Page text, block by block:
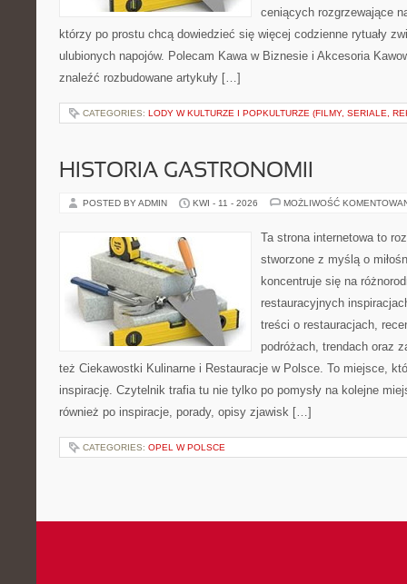
ceniących rozgrzewające
którzy po prostu chcą dowiedzieć się więcej codzienne rytuały
ulubionych napojów. Polecam Kawa w Biznesie i Akcesoria
znaleźć rozbudowane artykuły […]
CATEGORIES: LODY W KULTURZE I POPKULTURZE (FILMY, SERIALE,
HISTORIA GASTRONOMII
POSTED BY ADMIN KWI - 11 - 2026 MOŻLIWOŚĆ
Ta strona internetowa to
stworzone z myślą o
koncentruje się na
restauracyjnych
treści o restauracjach,
podróżach, trendach oraz
też Ciekawostki Kulinarne i Restauracje w Polsce. To miejsce,
inspirację. Czytelnik trafia tu nie tylko po pomysły na kolejne
również po inspiracje, porady, opisy zjawisk […]
CATEGORIES: OPEL W POLSCE